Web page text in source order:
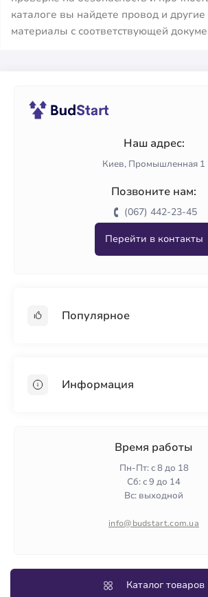
каталоге вы найдете провод и
материалы с соответствующей
Наш адрес:
Киев, Промышленная 1
Позвоните нам:
(067) 442-23-45
Перейти в контакты
Популярное
ПенопластИнформация
Политика конфиденциальности
Время работы
Пн-Пт: с 8 до 18
Сб: с 9 до 14
Вс: выходной
info@budstart.com.ua
Каталог товаров